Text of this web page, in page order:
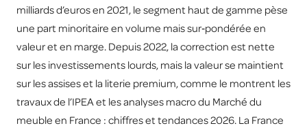
milliards d’euros en 2021, le segment haut de gamme pèse
une part minoritaire en volume mais sur‑pondérée en
valeur et en marge. Depuis 2022, la correction est nette
sur les investissements lourds, mais la valeur se maintient
sur les assises et la literie premium, comme le montrent les
travaux de l’IPEA et les analyses macro du Marché du
meuble en France : chiffres et tendances 2026. La France